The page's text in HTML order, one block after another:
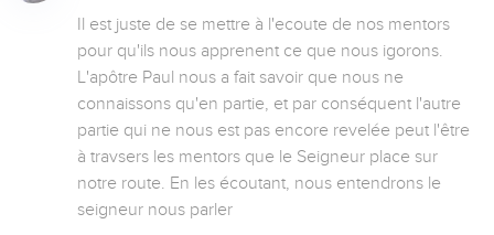
Il est juste de se mettre à l'ecoute de nos mentors
pour qu'ils nous apprenent ce que nous igorons.
L'apôtre Paul nous a fait savoir que nous ne
connaissons qu'en partie, et par conséquent l'autre
partie qui ne nous est pas encore revelée peut l'être
à travsers les mentors que le Seigneur place sur
notre route. En les écoutant, nous entendrons le
seigneur nous parler